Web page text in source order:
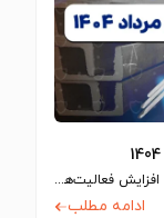
در حالی که انتظار می‌رفت با فرا رسیدن تابستان و افزایش فعالیت‌های ساختمانی، بازار…
ادامه مطلب